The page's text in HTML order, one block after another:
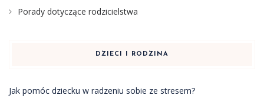
Porady dotyczące rodzicielstwa
DZIECI I RODZINA
Jak pomóc dziecku w radzeniu sobie ze stresem?